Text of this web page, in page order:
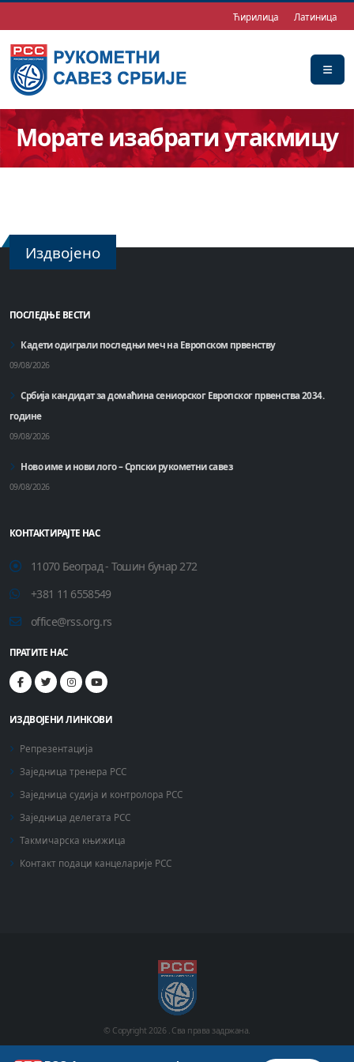
Ћирилица Латиница
Морате изабрати утакмицу
Издвојено
ПОСЛЕДЊЕ ВЕСТИ
Кадети одиграли последњи меч на Европском првенству
09/08/2026
Србија кандидат за домаћинa сениорског Европског првенства 2034.
године
09/08/2026
Ново име и нови лого – Српски рукометни савез
09/08/2026
КОНТАКТИРАЈТЕ НАС
11070 Београд - Тошин бунар 272
+381 11 6558549
office@rss.org.rs
ПРАТИТЕ НАС
ИЗДВОЈЕНИ ЛИНКОВИ
Репрезентација
Заједница тренера РСС
Заједница судија и контролора РСС
Заједница делегата РСС
Такмичарска књижица
Контакт подаци канцеларије РСС
© Copyright2026 . Сва права задржана.